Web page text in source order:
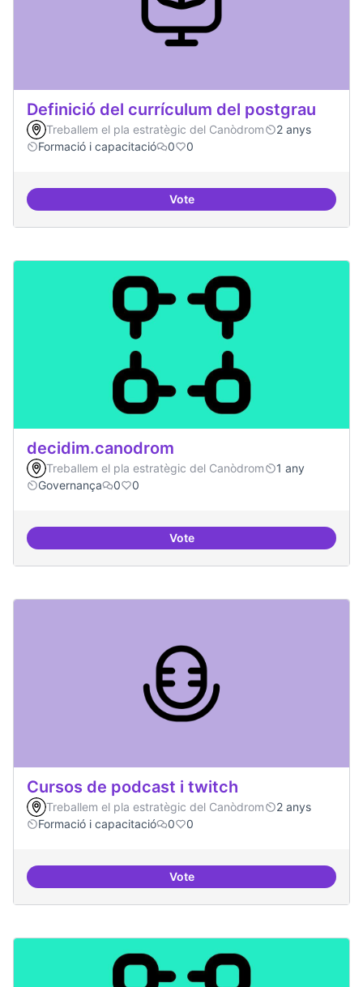
Definició del currículum del postgrau
Treballem el pla estratègic del Canòdrom
2 anys
Formació i capacitació
0 0
VoteDefinició del currículum del
decidim.canodrom
Treballem el pla estratègic del Canòdrom
1 any
Governança
0 0
Votedecidim.canodrom
Cursos de podcast i twitch
Treballem el pla estratègic del Canòdrom
2 anys
Formació i capacitació
0 0
VoteCursos de podcast i twitch